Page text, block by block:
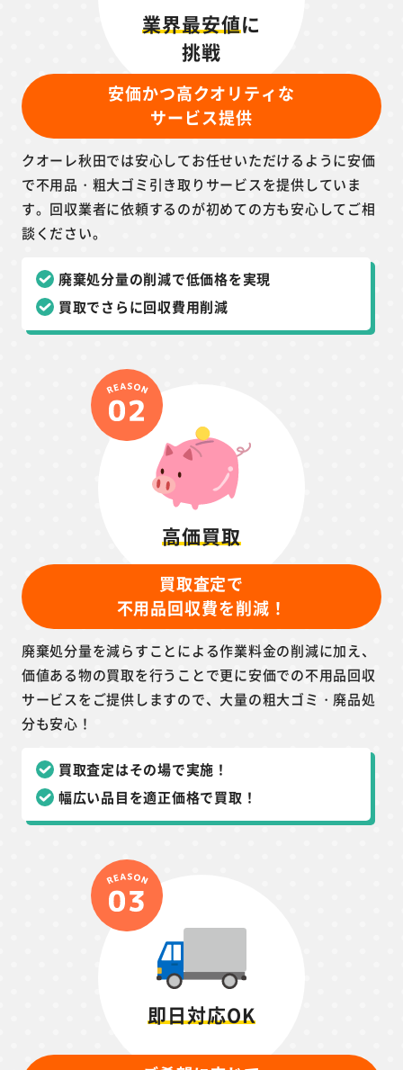
業界最安値に
挑戦
安価かつ高クオリティな
サービス提供
クオーレ秋田では安心してお任せいただけるように安価
で不用品・粗大ゴミ引き取りサービスを提供していま
す。回収業者に依頼するのが初めての方も安心してご相
談ください。
廃棄処分量の削減で低価格を実現
買取でさらに回収費用削減
高価買取
買取査定で
不用品回収費を削減！
廃棄処分量を減らすことによる作業料金の削減に加え、
価値ある物の買取を行うことで更に安価での不用品回収
サービスをご提供しますので、大量の粗大ゴミ・廃品処
分も安心！
買取査定はその場で実施！
幅広い品目を適正価格で買取！
即日対応OK